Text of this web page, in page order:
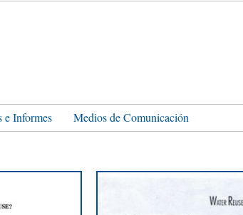
e Informes Medios de Comunicación